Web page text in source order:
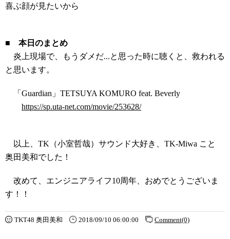
喜ぶ顔が見たいから
■ 本日のまとめ
炎上現場で、もうダメだ...と思った時に聴くと、救われる
と思います。
「Guardian」TETSUYA KOMURO feat. Beverly
https://sp.uta-net.com/movie/253628/
以上、TK（小室哲哉）サウンド大好き、TK-Miwa こと
奥田美和でした！
改めて、エンジニアライフ10周年、おめでとうございま
す！！
TKT48 奥田美和 2018/09/10 06:00:00 Comment(0)